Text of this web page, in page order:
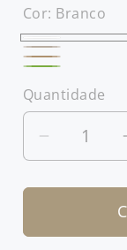
Cor: Branco
Branco
Camurça
Cáqui
Bambu
Quantidade
Diminuir
a
Tigela